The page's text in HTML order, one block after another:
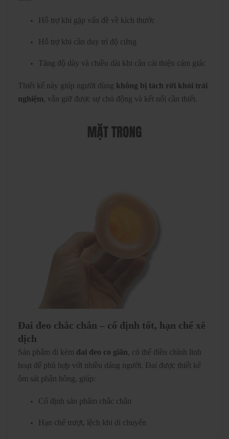
Hỗ trợ khi gặp vấn đề về kích thước
Hỗ trợ khi cần duy trì độ cứng
Tăng độ dày và chiều dài khi cần cải thiện cảm giác
Thiết kế này giúp người dùng không bị tách rời khỏi trải
nghiệm, vẫn giữ được sự chủ động và kết nối cần thiết.
Đai đeo chắc chắn – cố định tốt, hạn chế xê
dịch
Sản phẩm đi kèm đai đeo co giãn, có thể điều chỉnh linh
hoạt để phù hợp với nhiều dáng người. Đai được thiết kế
ôm sát phần hông, giúp:
Cố định sản phẩm chắc chắn
Hạn chế trượt, lệch khi di chuyển